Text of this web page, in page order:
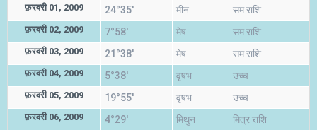
फ़रवरी 01, 2009 24°35' मीन सम राशि
फ़रवरी 02, 2009 7°58' मेष सम राशि
फ़रवरी 03, 2009 21°38' मेष सम राशि
फ़रवरी 04, 2009 5°38' वृषभ उच्च
फ़रवरी 05, 2009 19°55' वृषभ उच्च
फ़रवरी 06, 2009 4°29' मिथुन मित्र राशि